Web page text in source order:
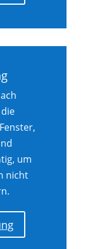
um
nicht